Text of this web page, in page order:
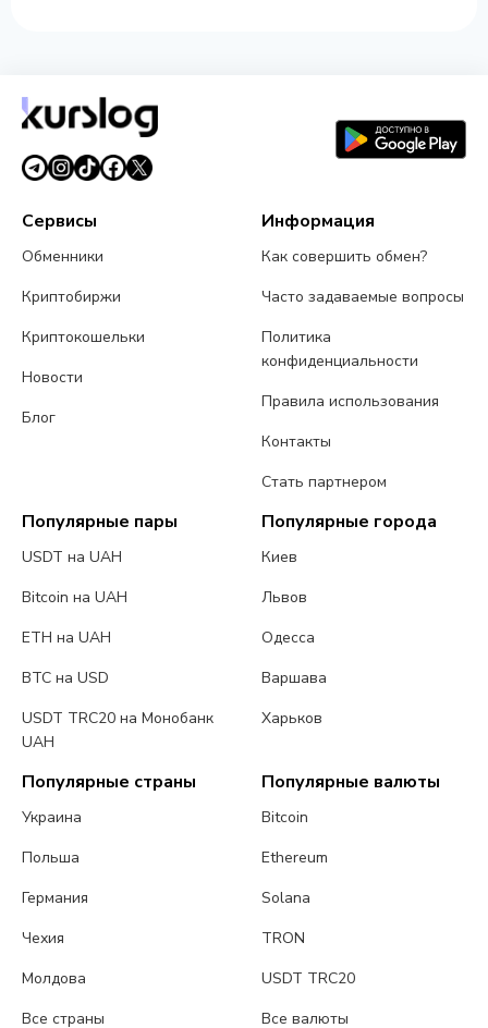
Сервисы
Обменники
Криптобиржи
Криптокошельки
Новости
Блог
Информация
Как совершить обмен?
Часто задаваемые вопросы
Политика
конфиденциальности
Правила использования
Контакты
Стать партнером
Популярные пары
USDT на UAH
Bitcoin на UAH
ETH на UAH
BTC на USD
USDT TRC20 на Монобанк
UAH
Популярные города
Киев
Львов
Одесса
Варшава
Харьков
Популярные страны
Украина
Польша
Германия
Чехия
Молдова
Все страны
Популярные валюты
Bitcoin
Ethereum
Solana
TRON
USDT TRC20
Все валюты